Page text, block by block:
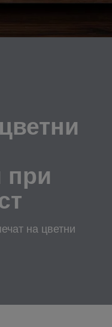
при
на цветни